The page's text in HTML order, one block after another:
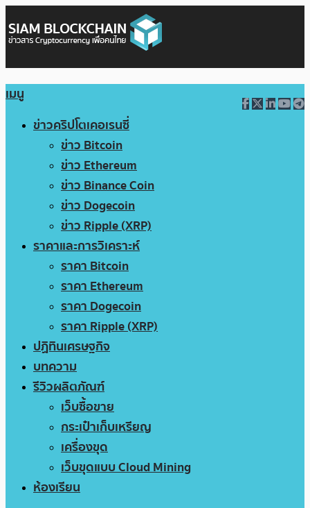
เมนู
ข่าวคริปโตเคอเรนซี่
ข่าว Bitcoin
ข่าว Ethereum
ข่าว Binance Coin
ข่าว Dogecoin
ข่าว Ripple (XRP)
ราคาและการวิเคราะห์
ราคา Bitcoin
ราคา Ethereum
ราคา Dogecoin
ราคา Ripple (XRP)
ปฏิทินเศรษฐกิจ
บทความ
รีวิวผลิตภัณฑ์
เว็บซื้อขาย
กระเป๋าเก็บเหรียญ
เครื่องขุด
เว็บขุดแบบ Cloud Mining
ห้องเรียน